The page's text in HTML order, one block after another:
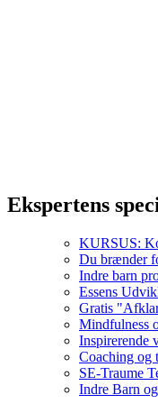
Ekspertens
KURSUS:
Du brænder
Indre barn
Essens
Gratis
Mindfulness
Inspirerende
Coaching og
SE-Traume
Indre Barn